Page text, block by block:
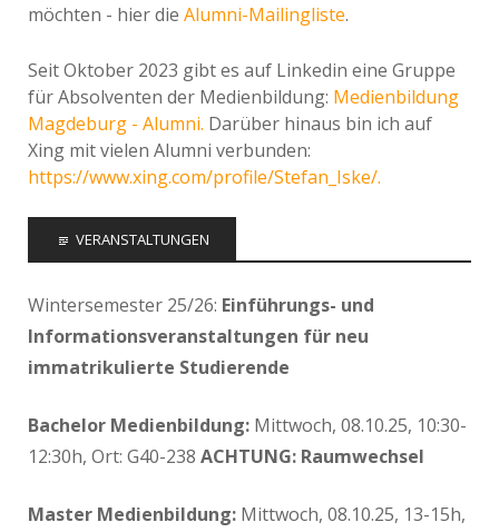
möchten - hier die Alumni-Mailingliste.
Seit Oktober 2023 gibt es auf Linkedin eine Gruppe
für Absolventen der Medienbildung: Medienbildung
Magdeburg - Alumni. Darüber hinaus bin ich auf
Xing mit vielen Alumni verbunden:
https://www.xing.com/profile/Stefan_Iske/.
VERANSTALTUNGEN
Wintersemester 25/26: Einführungs- und
Informationsveranstaltungen für neu
immatrikulierte Studierende
Bachelor Medienbildung: Mittwoch, 08.10.25, 10:30-
12:30h, Ort: G40-238 ACHTUNG: Raumwechsel
Master Medienbildung: Mittwoch, 08.10.25, 13-15h,